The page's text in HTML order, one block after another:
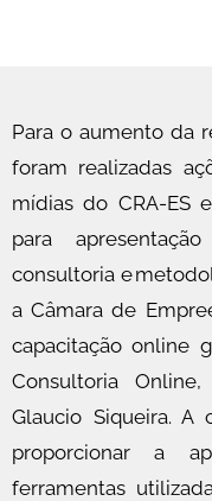
Para o aumento da
foram realizadas
mídias do CRA-ES
para
consultoria e
a Câmara de
capacitação online
Consultoria
Glaucio Siqueira. A
proporcionar a
ferramentas